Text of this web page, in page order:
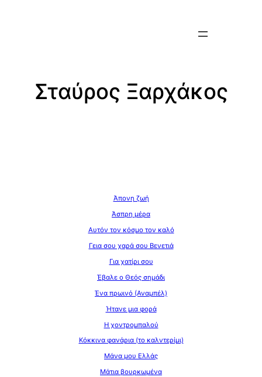
Σταύρος Ξαρχάκος
Άπονη ζωή
Άσπρη μέρα
Αυτόν τον κόσμο τον καλό
Γεια σου χαρά σου Βενετιά
Για χατίρι σου
Έβαλε ο Θεός σημάδι
Ένα πρωινό (Αναμπέλ)
Ήτανε μια φορά
Η χοντρομπαλού
Κόκκινα φανάρια (το καλντερίμι)
Μάνα μου Ελλάς
Μάτια βουρκωμένα